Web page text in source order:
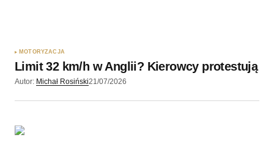
Wyślij komentarz
MOTORYZACJA
Limit 32 km/h w Anglii? Kierowcy protestują
Autor: Michał Rosiński21/07/2026